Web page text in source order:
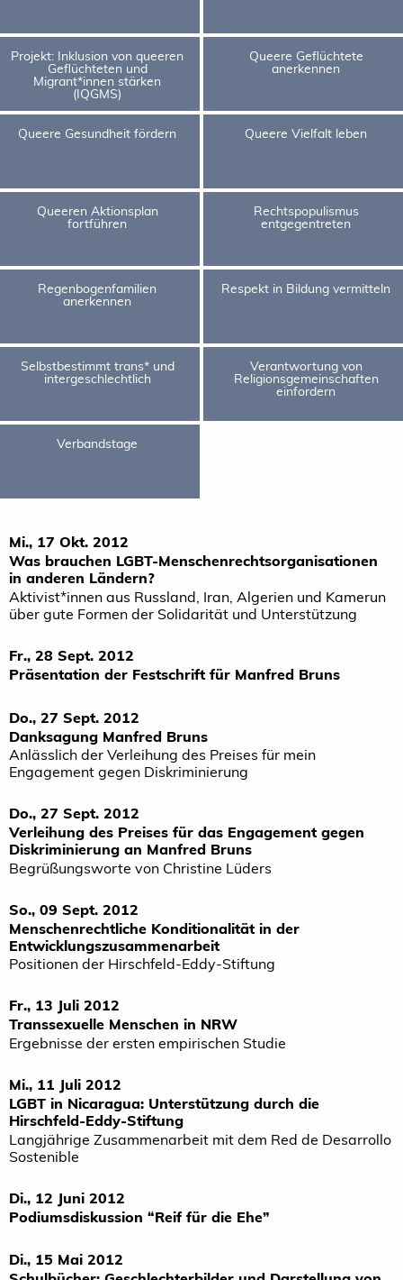
Projekt: Inklusion von queeren
Geflüchteten und
Migrant*innen stärken
(IQGMS)
Queere Geflüchtete
anerkennen
Queere Gesundheit fördern Queere Vielfalt leben
Queeren Aktionsplan
fortführen
Rechtspopulismus
entgegentreten
Regenbogenfamilien
anerkennen
Respekt in Bildung vermitteln
Selbstbestimmt trans* und
intergeschlechtlich
Verantwortung von
Religionsgemeinschaften
einfordern
Verbandstage
Mi., 17 Okt. 2012
Was brauchen LGBT-Menschenrechtsorganisationen
in anderen Ländern?
Aktivist*innen aus Russland, Iran, Algerien und Kamerun
über gute Formen der Solidarität und Unterstützung
Fr., 28 Sept. 2012
Präsentation der Festschrift für Manfred Bruns
Do., 27 Sept. 2012
Danksagung Manfred Bruns
Anlässlich der Verleihung des Preises für mein
Engagement gegen Diskriminierung
Do., 27 Sept. 2012
Verleihung des Preises für das Engagement gegen
Diskriminierung an Manfred Bruns
Begrüßungsworte von Christine Lüders
So., 09 Sept. 2012
Menschenrechtliche Konditionalität in der
Entwicklungszusammenarbeit
Positionen der Hirschfeld-Eddy-Stiftung
Fr., 13 Juli 2012
Transsexuelle Menschen in NRW
Ergebnisse der ersten empirischen Studie
Mi., 11 Juli 2012
LGBT in Nicaragua: Unterstützung durch die
Hirschfeld-Eddy-Stiftung
Langjährige Zusammenarbeit mit dem Red de Desarrollo
Sostenible
Di., 12 Juni 2012
Podiumsdiskussion “Reif für die Ehe”
Di., 15 Mai 2012